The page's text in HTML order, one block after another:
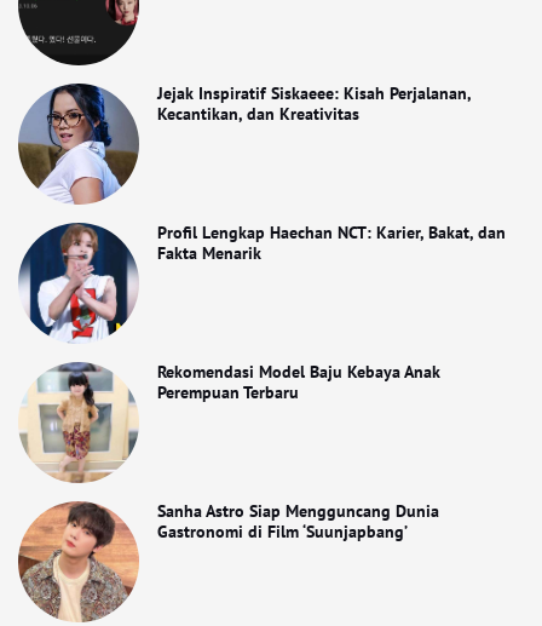
Jejak Inspiratif Siskaeee: Kisah Perjalanan,
Kecantikan, dan Kreativitas
Profil Lengkap Haechan NCT: Karier, Bakat, dan
Fakta Menarik
Rekomendasi Model Baju Kebaya Anak
Perempuan Terbaru
Sanha Astro Siap Mengguncang Dunia
Gastronomi di Film ‘Suunjapbang’